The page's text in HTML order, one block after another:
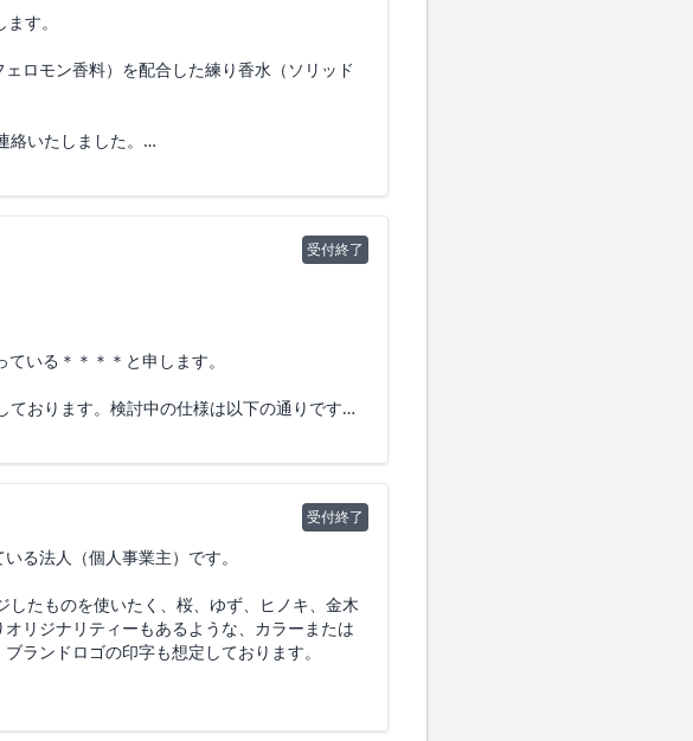
す。
ロモン香料）を配合した練り香水（ソリッド
いたしました。
び概算のお見積りについてご教示いただけま
持ちの「既存のバームベース処方」等がござ
を抑えて製造できるものをご提案いただけます
受付終了
いる＊＊＊＊と申します。
おります。検討中の仕様は以下の通りです。
6月を目指したいと考えておりますが、貴社の
すらも楽しむ大人の男性のための練り香水。
受付終了
る法人（個人事業主）です。
たものを使いたく、桜、ゆず、ヒノキ、金木
リジナリティーもあるような、カラーまたは
ランドロゴの印字も想定しております。
対応の可否、最小ロット数、また概算費用な